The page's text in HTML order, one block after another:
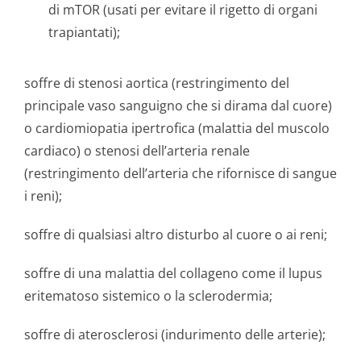
di mTOR (usati per evitare il rigetto di organi
trapiantati);
soffre di stenosi aortica (restringimento del
principale vaso sanguigno che si dirama dal cuore)
o cardiomiopatia ipertrofica (malattia del muscolo
cardiaco) o stenosi dell’arteria renale
(restringimento dell’arteria che rifornisce di sangue
i reni);
soffre di qualsiasi altro disturbo al cuore o ai reni;
soffre di una malattia del collageno come il lupus
eritematoso sistemico o la sclerodermia;
soffre di aterosclerosi (indurimento delle arterie);